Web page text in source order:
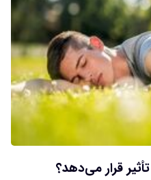
قرار می‌دهد؟